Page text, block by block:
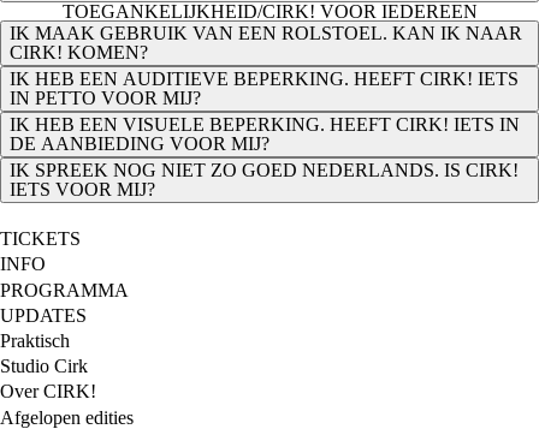
TOEGANKELIJKHEID/CIRK! VOOR IEDEREEN
IK MAAK GEBRUIK VAN EEN ROLSTOEL. KAN IK NAAR
CIRK! KOMEN?
IK HEB EEN AUDITIEVE BEPERKING. HEEFT CIRK! IETS
IN PETTO VOOR MIJ?
IK HEB EEN VISUELE BEPERKING. HEEFT CIRK! IETS IN
DE AANBIEDING VOOR MIJ?
IK SPREEK NOG NIET ZO GOED NEDERLANDS. IS CIRK!
IETS VOOR MIJ?
Footer
main
TICKETS
INFO
PROGRAMMA
UPDATES
Footer
secondary
Praktisch
Studio Cirk
Over CIRK!
Afgelopen edities